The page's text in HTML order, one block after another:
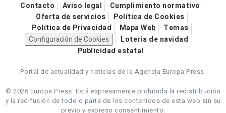
Contacto Aviso legal
Cumplimiento normativo
Oferta de servicios
Política de Cookies
Política de Privacidad
Mapa Web
Temas
Configuración de Cookies
Loteria de navidad
Publicidad estatal
Portal de actualidad y noticias de la Agencia Europa Press.
© 2026 Europa Press. Está expresamente prohibida la redistribución
y la redifusión de todo o parte de los contenidos de esta web sin su
previo y expreso consentimiento.